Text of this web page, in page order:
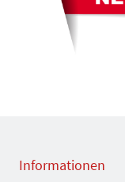
Informationen